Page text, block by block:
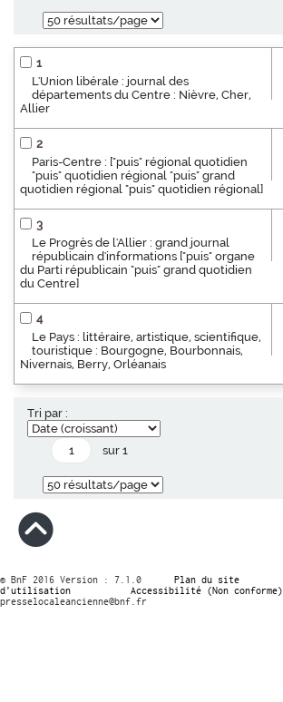
1
L'Union libérale : journal des
départements du Centre : Nièvre, Cher,
Allier
2
Paris-Centre : ["puis" régional quotidien
"puis" quotidien régional "puis" grand
quotidien régional "puis" quotidien régional]
3
Le Progrès de l'Allier : grand journal
républicain d'informations ["puis" organe
du Parti républicain "puis" grand quotidien
du Centre]
4
Le Pays : littéraire, artistique, scientifique,
touristique : Bourgogne, Bourbonnais,
Nivernais, Berry, Orléanais
Tri par :
sur 1
© BnF 2016 Version : 7.1.0 Plan du site
d’utilisation
Accessibilité (Non conforme)
presselocaleancienne@bnf.fr